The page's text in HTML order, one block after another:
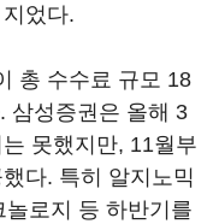
었다.
총 수수료 규모 18
삼성증권은 올해 3
못했지만, 11월부
다. 특히 알지노믹
로지 등 하반기를